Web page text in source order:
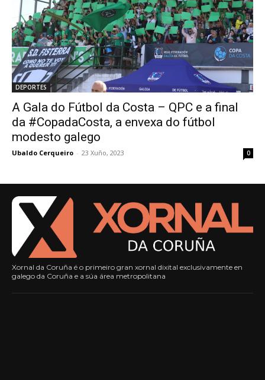
DEPORTES
A Gala do Fútbol da Costa – QPC e a final
da #CopadaCosta, a envexa do fútbol
modesto galego
Ubaldo Cerqueiro - 23 Xuño, 2023 0
Xornal da Coruña é o primeiro gran xornal dixital exclusivamente en
galego da Coruña e a súa área metropolitana